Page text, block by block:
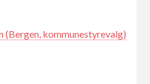
(Bergen, kommunestyrevalg)